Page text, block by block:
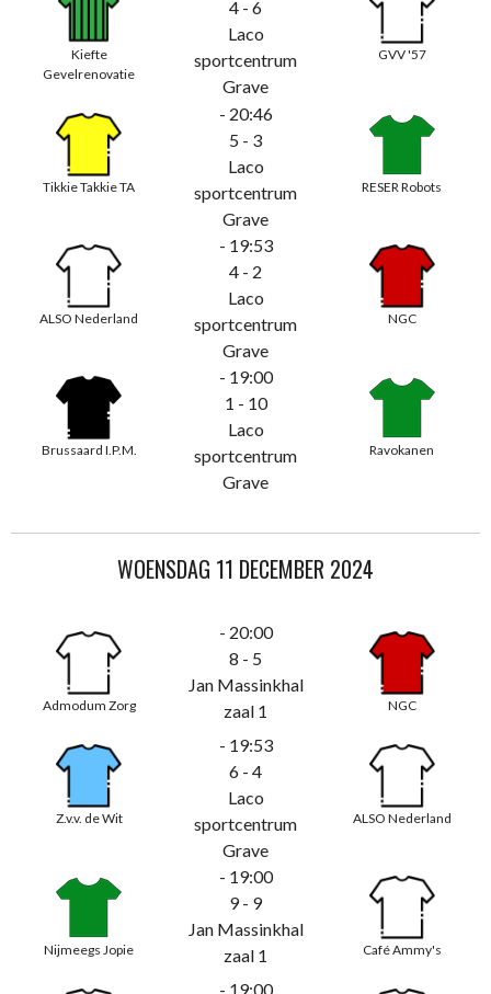
Kiefte
Gevelrenovatie
4 - 6
Laco
sportcentrum
Grave
GVV '57
Tikkie Takkie TA
- 20:46
5 - 3
Laco
sportcentrum
Grave
RESER Robots
ALSO Nederland
- 19:53
4 - 2
Laco
sportcentrum
Grave
NGC
Brussaard I.P.M.
- 19:00
1 - 10
Laco
sportcentrum
Grave
Ravokanen
WOENSDAG 11 DECEMBER 2024
Admodum Zorg
- 20:00
8 - 5
Jan Massinkhal
zaal 1
NGC
Z.v.v. de Wit
- 19:53
6 - 4
Laco
sportcentrum
Grave
ALSO Nederland
Nijmeegs Jopie
- 19:00
9 - 9
Jan Massinkhal
zaal 1
Café Ammy's
- 19:00